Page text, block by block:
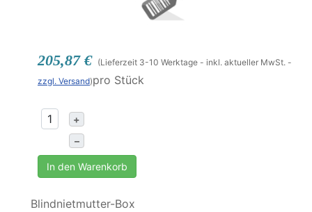
205,87 € (Lieferzeit 3-10 Werktage - inkl. aktueller MwSt. -
zzgl. Versand)pro Stück
+
–
In den Warenkorb
Blindnietmutter-Box